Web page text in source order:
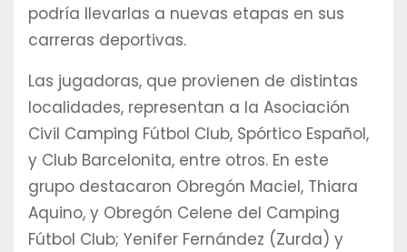
podría llevarlas a nuevas etapas en sus
carreras deportivas.
Las jugadoras, que provienen de distintas
localidades, representan a la Asociación
Civil Camping Fútbol Club, Spórtico Español,
y Club Barcelonita, entre otros. En este
grupo destacaron Obregón Maciel, Thiara
Aquino, y Obregón Celene del Camping
Fútbol Club; Yenifer Fernández (Zurda) y